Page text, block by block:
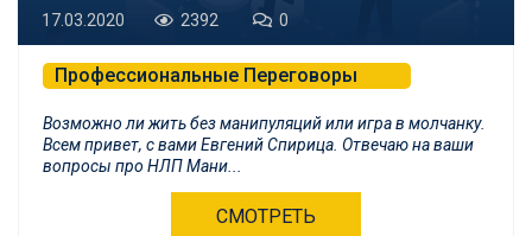
17.03.2020 2392 0
Профессиональные Переговоры
Возможно ли жить без манипуляций или игра в молчанку.
Всем привет, с вами Евгений Спирица. Отвечаю на ваши
вопросы про НЛП Мани...
СМОТРЕТЬ